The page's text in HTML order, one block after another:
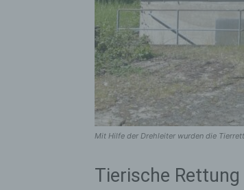
Mit Hilfe der Drehleiter wurden die
Tierische